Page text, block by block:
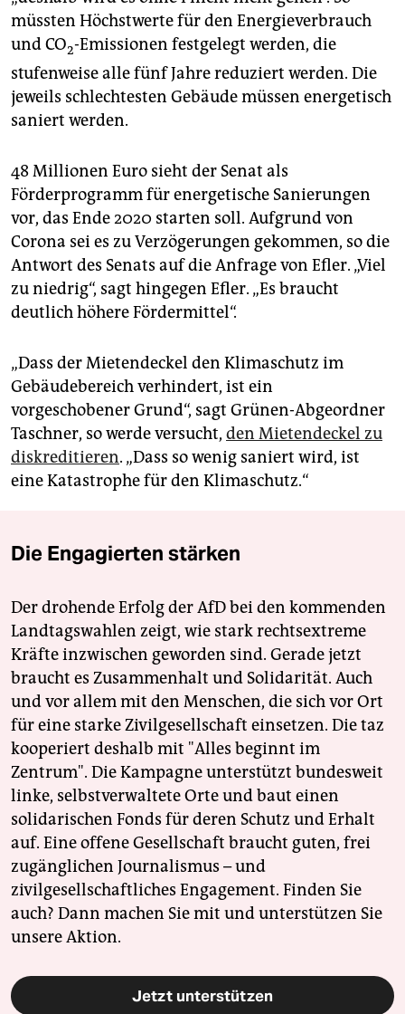
müssten Höchstwerte für den Energieverbrauch
und CO2-Emissionen festgelegt werden, die
stufenweise alle fünf Jahre reduziert werden. Die
jeweils schlechtesten Gebäude müssen energetisch
saniert werden.
48 Millionen Euro sieht der Senat als
Förderprogramm für energetische Sanierungen
vor, das Ende 2020 starten soll. Aufgrund von
Corona sei es zu Verzögerungen gekommen, so die
Antwort des Senats auf die Anfrage von Efler. „Viel
zu niedrig“, sagt hingegen Efler. „Es braucht
deutlich höhere Fördermittel“.
„Dass der Mietendeckel den Klimaschutz im
Gebäudebereich verhindert, ist ein
vorgeschobener Grund“, sagt Grünen-Abgeordner
Taschner, so werde versucht, den Mietendeckel zu
diskreditieren. „Dass so wenig saniert wird, ist
eine Katastrophe für den Klimaschutz.“
Die Engagierten stärken
Der drohende Erfolg der AfD bei den kommenden
Landtagswahlen zeigt, wie stark rechtsextreme
Kräfte inzwischen geworden sind. Gerade jetzt
braucht es Zusammenhalt und Solidarität. Auch
und vor allem mit den Menschen, die sich vor Ort
für eine starke Zivilgesellschaft einsetzen. Die taz
kooperiert deshalb mit "Alles beginnt im
Zentrum". Die Kampagne unterstützt bundesweit
linke, selbstverwaltete Orte und baut einen
solidarischen Fonds für deren Schutz und Erhalt
auf. Eine offene Gesellschaft braucht guten, frei
zugänglichen Journalismus – und
zivilgesellschaftliches Engagement. Finden Sie
auch? Dann machen Sie mit und unterstützen Sie
unsere Aktion.
Jetzt unterstützen